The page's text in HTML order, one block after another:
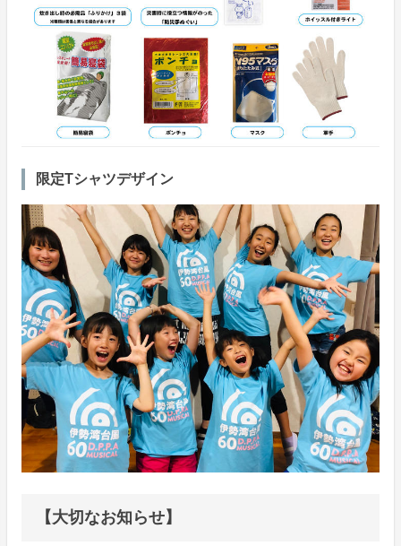
限定Tシャツデザイン
【大切なお知らせ】